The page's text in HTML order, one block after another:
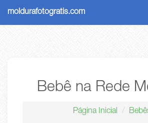
moldurafotogratis.com
Bebê na Rede
Página Inicial